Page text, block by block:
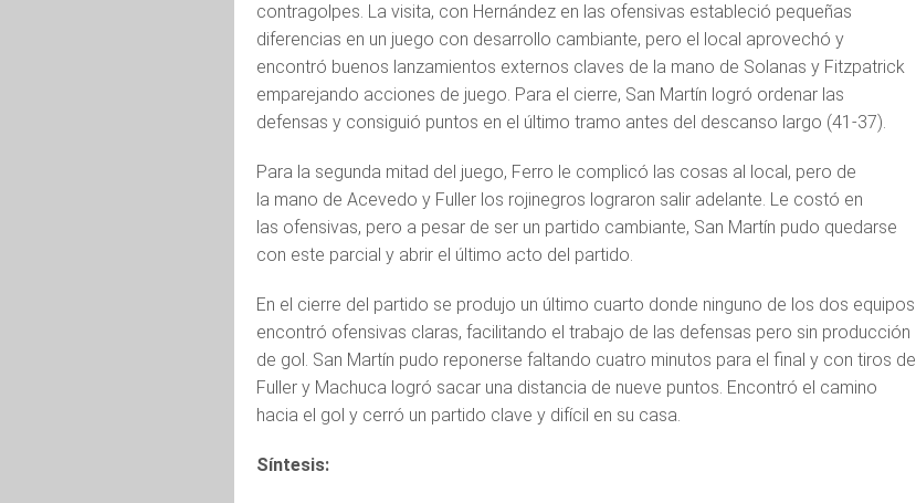
contragolpes. La visita, con Hernández en las ofensivas estableció pequeñas
diferencias en un juego con desarrollo cambiante, pero el local aprovechó y
encontró buenos lanzamientos externos claves de la mano de Solanas y Fitzpatrick
emparejando acciones de juego. Para el cierre, San Martín logró ordenar las
defensas y consiguió puntos en el último tramo antes del descanso largo (41-37).
Para la segunda mitad del juego, Ferro le complicó las cosas al local, pero de
la mano de Acevedo y Fuller los rojinegros lograron salir adelante. Le costó en
las ofensivas, pero a pesar de ser un partido cambiante, San Martín pudo quedarse
con este parcial y abrir el último acto del partido.
En el cierre del partido se produjo un último cuarto donde ninguno de los dos equipos
encontró ofensivas claras, facilitando el trabajo de las defensas pero sin producción
de gol. San Martín pudo reponerse faltando cuatro minutos para el final y con tiros de
Fuller y Machuca logró sacar una distancia de nueve puntos. Encontró el camino
hacia el gol y cerró un partido clave y difícil en su casa.
Síntesis: